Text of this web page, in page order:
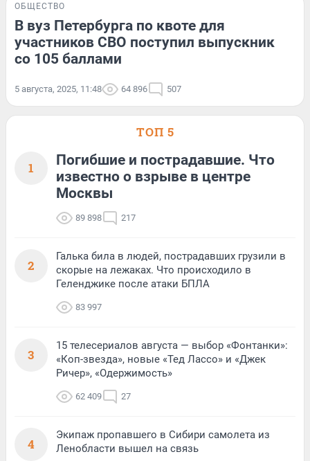
ОБЩЕСТВО
В вуз Петербурга по квоте для
участников СВО поступил выпускник
со 105 баллами
5 августа, 2025, 11:48 64 896 507
ТОП 5
1
Погибшие и пострадавшие. Что
известно о взрыве в центре
Москвы
89 898 217
2
Галька била в людей, пострадавших грузили в
скорые на лежаках. Что происходило в
Геленджике после атаки БПЛА
83 997
3
15 телесериалов августа — выбор «Фонтанки»:
«Коп-звезда», новые «Тед Лассо» и «Джек
Ричер», «Одержимость»
62 409 27
4
Экипаж пропавшего в Сибири самолета из
Ленобласти вышел на связь